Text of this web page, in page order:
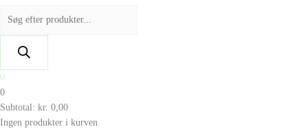
0
0
Subtotal: kr. 0,00
Ingen produkter i kurven